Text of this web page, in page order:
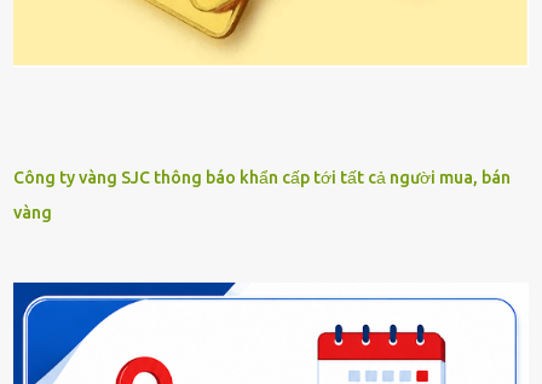
Công ty vàng SJC thông báo khẩn cấp tới tất cả người mua, bán
vàng